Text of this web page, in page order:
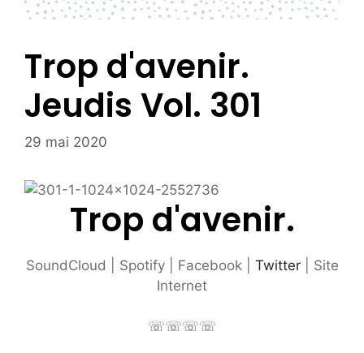
Trop d'avenir.
Jeudis Vol. 301
29 mai 2020
Trop d'avenir.
SoundCloud | Spotify | Facebook | Twitter| Site
Internet
☏☏☏☏